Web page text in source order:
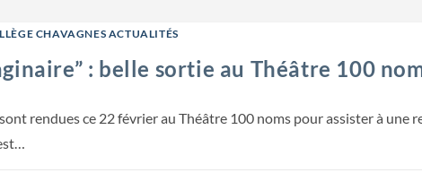
CHAVAGNES ACTUALITÉS
: belle sortie au Théâtre 100
sont rendues ce 22 février au Théâtre 100 noms pour assister à